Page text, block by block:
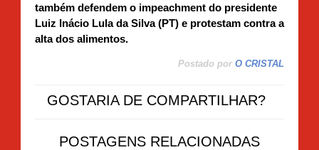
também defendem o impeachment do presidente
Luiz Inácio Lula da Silva (PT) e protestam contra a
alta dos alimentos.
Postado por O CRISTAL
GOSTARIA DE COMPARTILHAR?
POSTAGENS RELACIONADAS